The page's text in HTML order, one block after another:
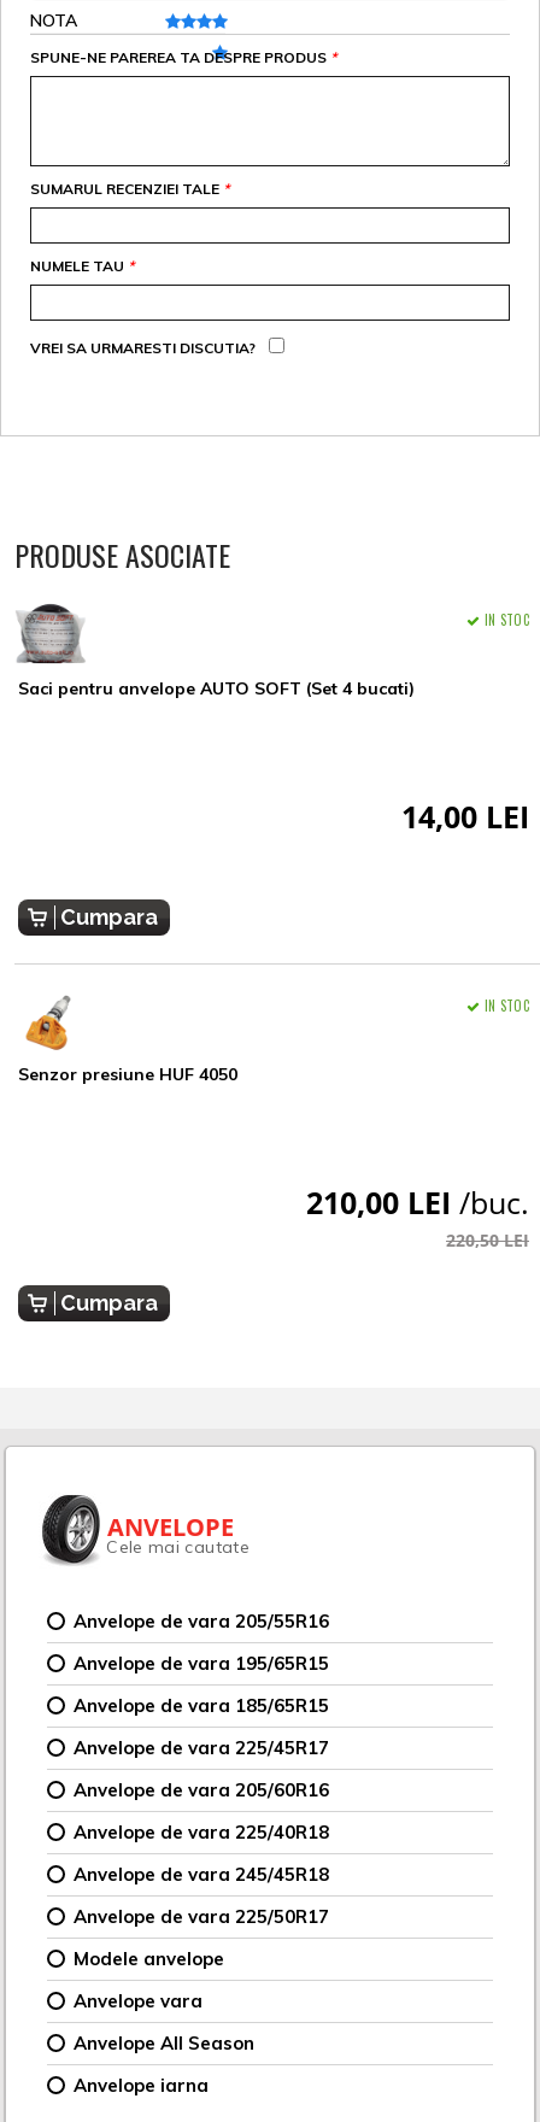
NOTA
*
SPUNE-NE PAREREA TA DESPRE PRODUS
*
SUMARUL RECENZIEI TALE
*
NUMELE TAU
VREI SA URMARESTI DISCUTIA?
PRODUSE ASOCIATE
Saci pentru anvelope AUTO SOFT (Set 4 bucati)
IN STOC
14,00 LEI
Cumpara
Senzor presiune HUF 4050
IN STOC
210,00 LEI /buc.
220,50 LEI
Cumpara
ANVELOPE
Cele mai cautate
Anvelope de vara 205/55R16
Anvelope de vara 195/65R15
Anvelope de vara 185/65R15
Anvelope de vara 225/45R17
Anvelope de vara 205/60R16
Anvelope de vara 225/40R18
Anvelope de vara 245/45R18
Anvelope de vara 225/50R17
Modele anvelope
Anvelope vara
Anvelope All Season
Anvelope iarna